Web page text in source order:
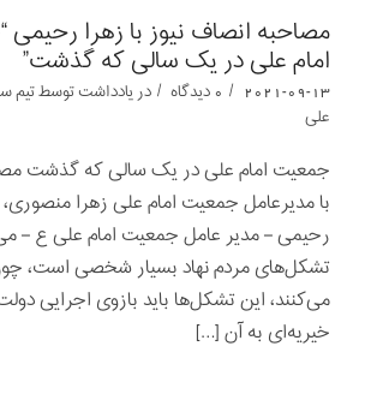
مصاحبه انصاف نیوز با زهرا
امام علی در یک سالی که گذشت”
2021-09-13
/ 0 دیدگاه / دریادداشت‌‌‌‌‌‌‌توسطتیم
علی
جمعیت امام علی در یک سالی که گذشت
با مدیرعامل جمعیت امام علی زهرا منصوری،
رحیمی – مدیر عامل جمعیت امام علی ع –
تشکل‌های مردم نهاد بسیار شخصی است،
می‌کنند، این تشکل‌ها باید بازوی اجرایی
خیریه‌ای به آن […]